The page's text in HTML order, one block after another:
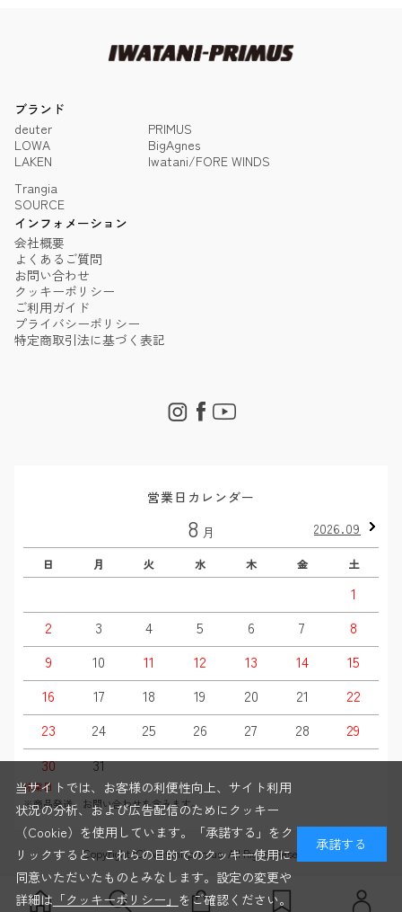
ブランド
deuter
LOWA
LAKEN
PRIMUS
BigAgnes
Iwatani/FORE WINDS
Trangia
SOURCE
インフォメーション
会社概要
よくあるご質問
お問い合わせ
クッキーポリシー
ご利用ガイド
プライバシーポリシー
特定商取引法に基づく表記
営業日カレンダー
8 月 2026.09
日 月 火 水 木 金 土
1
2
3 4 5 6 7
8
9
10 11 12 13 14
15
16
17 18 19 20 21
22
23
24 25 26 27 28
29
30
31
休業日
※商品発送、お問い合わせを含みます。
Copyright (C) iwatani-primus. All Rights Reserved
当サイトでは、お客様の利便性向上、サイト利用
状況の分析、および広告配信のためにクッキー
（Cookie）を使用しています。「承諾する」をク
リックすると、これらの目的でのクッキー使用に
同意いただいたものとみなします。設定の変更や
詳細は 「クッキーポリシー」 をご確認ください。
承諾する